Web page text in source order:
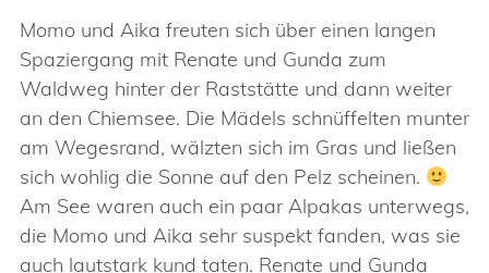
Momo und Aika freuten sich über einen langen
Spaziergang mit Renate und Gunda zum
Waldweg hinter der Raststätte und dann weiter
an den Chiemsee. Die Mädels schnüffelten munter
am Wegesrand, wälzten sich im Gras und ließen
sich wohlig die Sonne auf den Pelz scheinen.
Am See waren auch ein paar Alpakas unterwegs,
die Momo und Aika sehr suspekt fanden, was sie
auch lautstark kund taten. Renate und Gunda